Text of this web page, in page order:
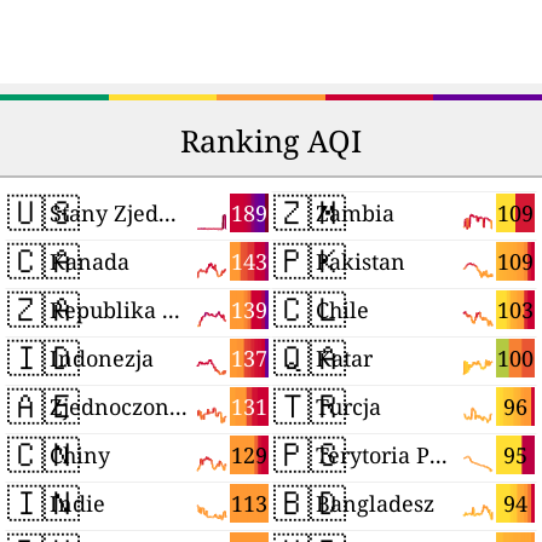
Ranking AQI
🇺🇸 189
Stany Zjednoczone
🇨🇦 143
Kanada
🇿🇦 139
Republika Południowej Afryki
🇮🇩 137
Indonezja
🇦🇪 131
Zjednoczone Emiraty Arabskie
🇨🇳 129
Chiny
🇮🇳 113
Indie
🇿🇲 109
Zambia
🇵🇰 109
Pakistan
🇨🇱 103
Chile
🇶🇦 100
Katar
🇹🇷 96
Turcja
🇵🇸 95
Terytoria Palestyńskie
🇧🇩 94
Bangladesz